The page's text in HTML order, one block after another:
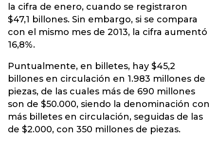
la cifra de enero, cuando se registraron
$47,1 billones. Sin embargo, si se compara
con el mismo mes de 2013, la cifra aumentó
16,8%.
Puntualmente, en billetes, hay $45,2
billones en circulación en 1.983 millones de
piezas, de las cuales más de 690 millones
son de $50.000, siendo la denominación con
más billetes en circulación, seguidas de las
de $2.000, con 350 millones de piezas.